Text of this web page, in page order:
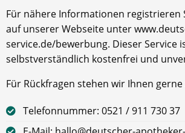
Für nähere Informationen registrieren
auf unserer Webseite unter
service.de/bewerbung. Dieser Service
selbstverständlich kostenfrei und
Für Rückfragen stehen wir Ihnen
Telefonnummer: 0521 / 911 730 37